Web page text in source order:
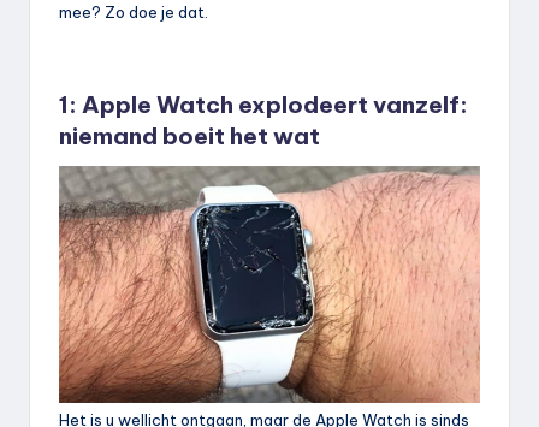
mee? Zo doe je dat.
1: Apple Watch explodeert vanzelf:
niemand boeit het wat
Het is u wellicht ontgaan, maar de Apple Watch is sinds